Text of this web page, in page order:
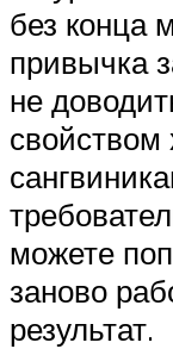
без конца
привычка
не
свойством
можете
заново
результат.